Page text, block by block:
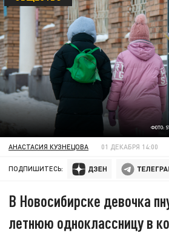
ФОТО:
АНАСТАСИЯ КУЗНЕЦОВА 01 ДЕКАБРЯ 14:00
ПОДПИШИТЕСЬ:
В Новосибирске девочка
летнюю одноклассницу в